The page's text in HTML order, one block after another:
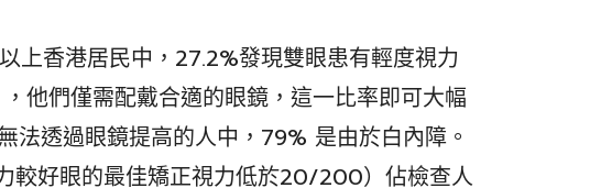
上香港居民中，27.2%發現雙眼患有輕度視力
他們僅需配戴合適的眼鏡，這一比率即可大幅
法透過眼鏡提高的人中，79% 是由於白內障。
較好眼的最佳矯正視力低於20/200）佔檢查人